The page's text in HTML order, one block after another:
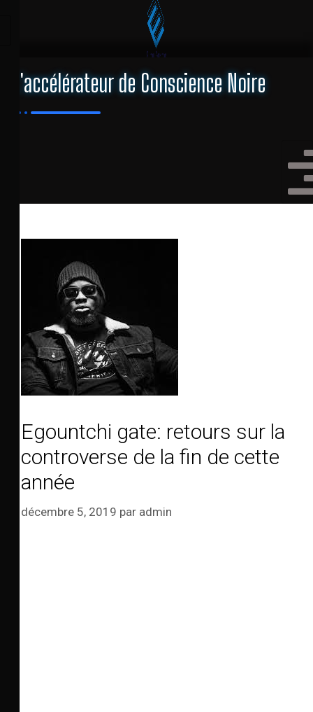
L'accélérateur de Conscience Noire
Egountchi gate: retours sur la
controverse de la fin de cette
année
décembre 5, 2019 par admin